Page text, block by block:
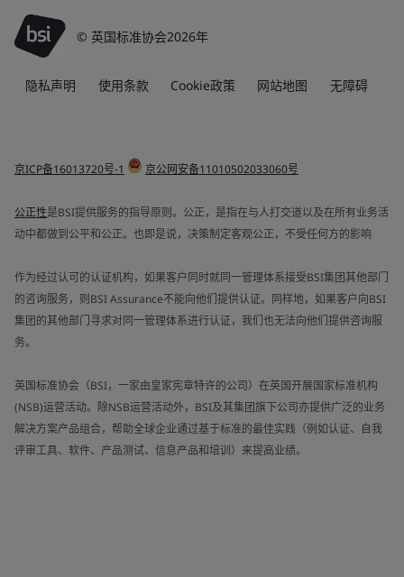
© 英国标准协会2026年
隐私声明 使用条款 Cookie政策 网站地图 无障碍
京ICP备16013720号-1 京公网安备11010502033060号
公正性是BSI提供服务的指导原则。公正，是指在与人打交道以及在所有业务活
动中都做到公平和公正。也即是说，决策制定客观公正，不受任何方的影响
作为经过认可的认证机构，如果客户同时就同一管理体系接受BSI集团其他部门
的咨询服务，则BSI Assurance不能向他们提供认证。同样地，如果客户向BSI
集团的其他部门寻求对同一管理体系进行认证，我们也无法向他们提供咨询服
务。
英国标准协会（BSI，一家由皇家宪章特许的公司）在英国开展国家标准机构
(NSB)运营活动。除NSB运营活动外，BSI及其集团旗下公司亦提供广泛的业务
解决方案产品组合，帮助全球企业通过基于标准的最佳实践（例如认证、自我
评审工具、软件、产品测试、信息产品和培训）来提高业绩。